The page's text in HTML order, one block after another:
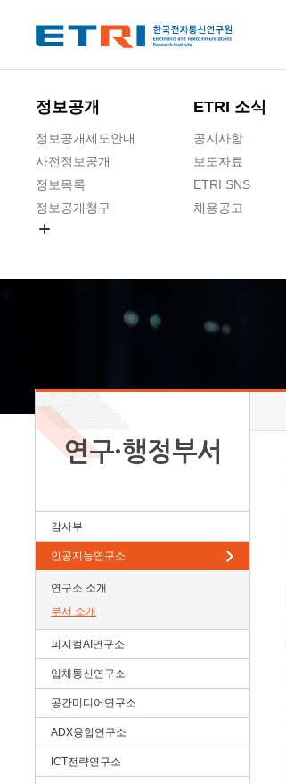
정보공개
정보공개제도안내
사전정보공개
정보목록
정보공개청구
ETRI 소식
공지사항
보도자료
ETRI SNS
채용공고
연구·행정부서
감사부
인공지능연구소
연구소 소개
부서 소개
피지컬AI연구소
입체통신연구소
공간미디어연구소
ADX융합연구소
ICT전략연구소